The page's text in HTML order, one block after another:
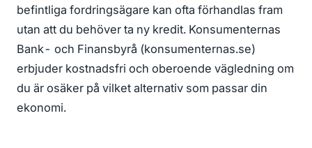
befintliga fordringsägare kan ofta förhandlas fram
utan att du behöver ta ny kredit. Konsumenternas
Bank- och Finansbyrå (konsumenternas.se)
erbjuder kostnadsfri och oberoende vägledning om
du är osäker på vilket alternativ som passar din
ekonomi.